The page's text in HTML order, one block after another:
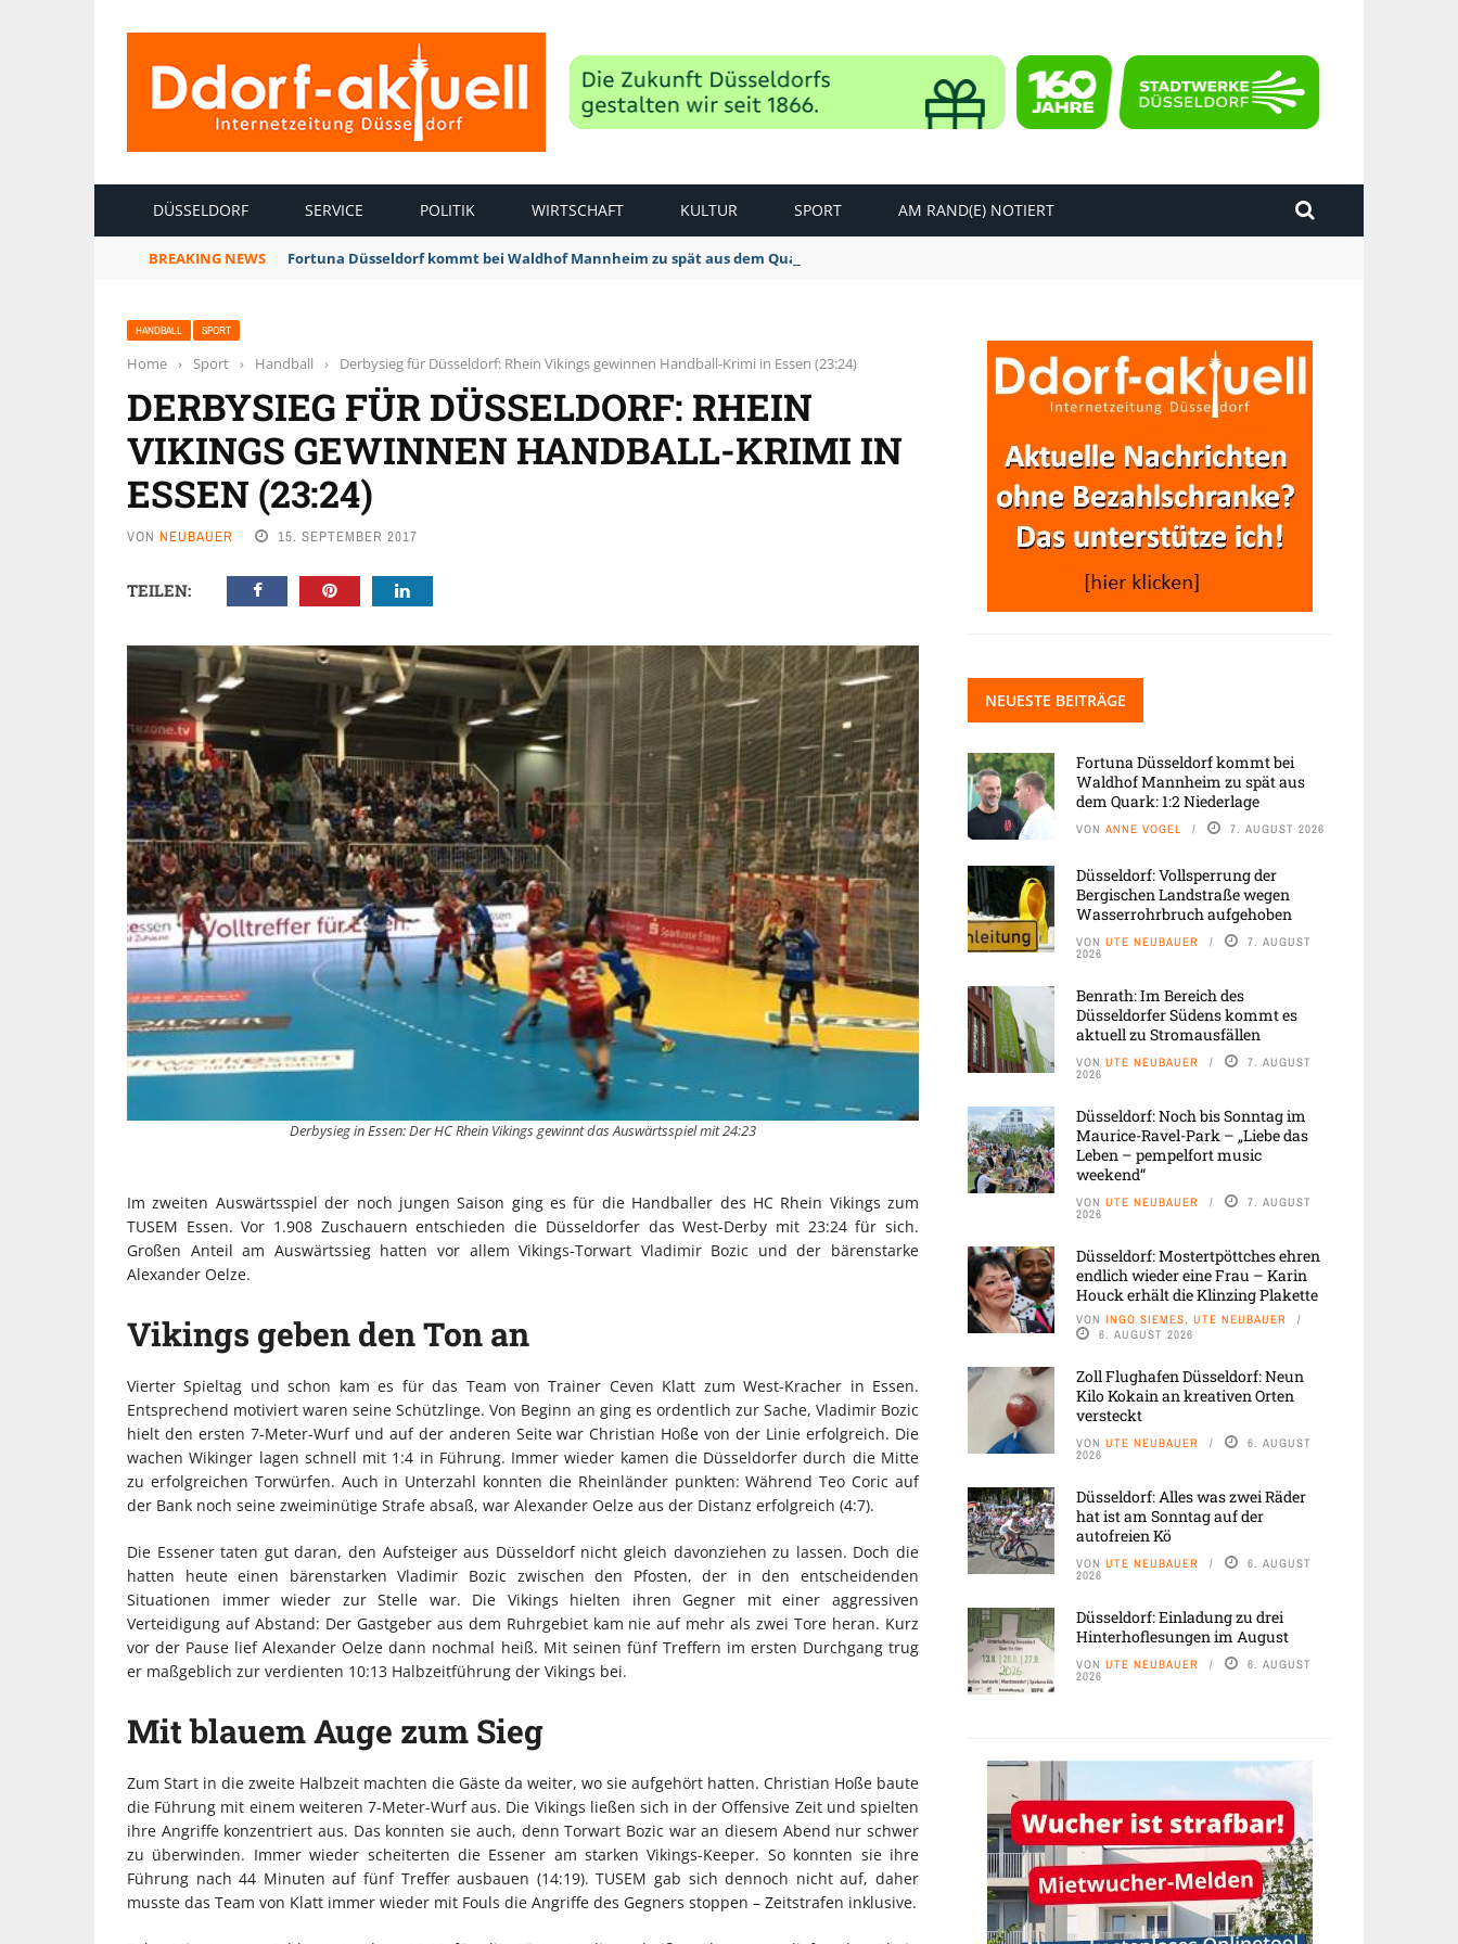
DÜSSELDORF SERVICE POLITIK WIRTSCHAFT KULTUR SPORT AM RAND(E) NOTIERT
BREAKING NEWS Fortuna Düsseldorf kommt bei Waldhof Mannheim zu spät aus dem Quark: 1:2 Niederlage
HANDBALL SPORT
Home › Sport › Handball › Derbysieg für Düsseldorf: Rhein Vikings gewinnen Handball-Krimi in Essen (23:24)
DERBYSIEG FÜR DÜSSELDORF: RHEIN
VIKINGS GEWINNEN HANDBALL-KRIMI IN
ESSEN (23:24)
VON NEUBAUER 15. SEPTEMBER 2017
TEILEN:
Derbysieg in Essen: Der HC Rhein Vikings gewinnt das Auswärtsspiel mit 24:23
Im zweiten Auswärtsspiel der noch jungen Saison ging es für die Handballer des HC Rhein Vikings zum
TUSEM Essen. Vor 1.908 Zuschauern entschieden die Düsseldorfer das West-Derby mit 23:24 für sich.
Großen Anteil am Auswärtssieg hatten vor allem Vikings-Torwart Vladimir Bozic und der bärenstarke
Alexander Oelze.
Vikings geben den Ton an
Vierter Spieltag und schon kam es für das Team von Trainer Ceven Klatt zum West-Kracher in Essen.
Entsprechend motiviert waren seine Schützlinge. Von Beginn an ging es ordentlich zur Sache, Vladimir Bozic
hielt den ersten 7-Meter-Wurf und auf der anderen Seite war Christian Hoße von der Linie erfolgreich. Die
wachen Wikinger lagen schnell mit 1:4 in Führung. Immer wieder kamen die Düsseldorfer durch die Mitte
zu erfolgreichen Torwürfen. Auch in Unterzahl konnten die Rheinländer punkten: Während Teo Coric auf
der Bank noch seine zweiminütige Strafe absaß, war Alexander Oelze aus der Distanz erfolgreich (4:7).
Die Essener taten gut daran, den Aufsteiger aus Düsseldorf nicht gleich davonziehen zu lassen. Doch die
hatten heute einen bärenstarken Vladimir Bozic zwischen den Pfosten, der in den entscheidenden
Situationen immer wieder zur Stelle war. Die Vikings hielten ihren Gegner mit einer aggressiven
Verteidigung auf Abstand: Der Gastgeber aus dem Ruhrgebiet kam nie auf mehr als zwei Tore heran. Kurz
vor der Pause lief Alexander Oelze dann nochmal heiß. Mit seinen fünf Treffern im ersten Durchgang trug
er maßgeblich zur verdienten 10:13 Halbzeitführung der Vikings bei.
Mit blauem Auge zum Sieg
Zum Start in die zweite Halbzeit machten die Gäste da weiter, wo sie aufgehört hatten. Christian Hoße baute
die Führung mit einem weiteren 7-Meter-Wurf aus. Die Vikings ließen sich in der Offensive Zeit und spielten
ihre Angriffe konzentriert aus. Das konnten sie auch, denn Torwart Bozic war an diesem Abend nur schwer
zu überwinden. Immer wieder scheiterten die Essener am starken Vikings-Keeper. So konnten sie ihre
Führung nach 44 Minuten auf fünf Treffer ausbauen (14:19). TUSEM gab sich dennoch nicht auf, daher
musste das Team von Klatt immer wieder mit Fouls die Angriffe des Gegners stoppen – Zeitstrafen inklusive.
NEUESTE BEITRÄGE
Fortuna Düsseldorf kommt bei
Waldhof Mannheim zu spät aus
dem Quark: 1:2 Niederlage
VON ANNE VOGEL 7. AUGUST 2026
Düsseldorf: Vollsperrung der
Bergischen Landstraße wegen
Wasserrohrbruch aufgehoben
VON UTE NEUBAUER 7. AUGUST
2026
Benrath: Im Bereich des
Düsseldorfer Südens kommt es
aktuell zu Stromausfällen
VON UTE NEUBAUER 7. AUGUST
2026
Düsseldorf: Noch bis Sonntag im
Maurice-Ravel-Park – „Liebe das
Leben – pempelfort music
weekend“
VON UTE NEUBAUER 7. AUGUST
2026
Düsseldorf: Mostertpöttches ehren
endlich wieder eine Frau – Karin
Houck erhält die Klinzing Plakette
VON INGO SIEMES, UTE NEUBAUER
6. AUGUST 2026
Zoll Flughafen Düsseldorf: Neun
Kilo Kokain an kreativen Orten
versteckt
VON UTE NEUBAUER 6. AUGUST
2026
Düsseldorf: Alles was zwei Räder
hat ist am Sonntag auf der
autofreien Kö
VON UTE NEUBAUER 6. AUGUST
2026
Düsseldorf: Einladung zu drei
Hinterhoflesungen im August
VON UTE NEUBAUER 6. AUGUST
2026